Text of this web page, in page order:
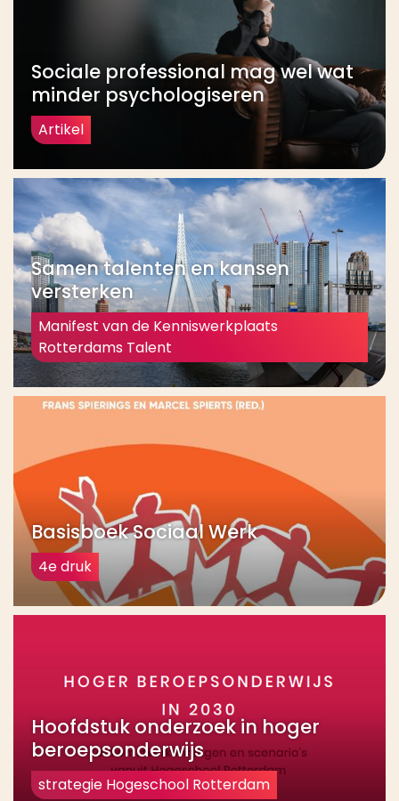
Sociale professional mag wel wat
minder psychologiseren
Artikel
Samen talenten en kansen
versterken
Manifest van de Kenniswerkplaats
Rotterdams Talent
Basisboek Sociaal Werk
4e druk
Hoofdstuk onderzoek in hoger
beroepsonderwijs
strategie Hogeschool Rotterdam